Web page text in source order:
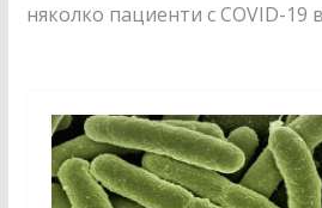
няколко пациенти с COVID-19